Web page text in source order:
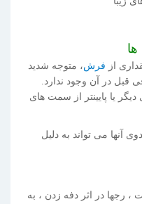
از فرش، متوجه شدید
قبل در آن وجود ندارد.
یا پایینتر از سمت های
آنها می تواند به دلیل
رجها در اثر دفه زدن ، به